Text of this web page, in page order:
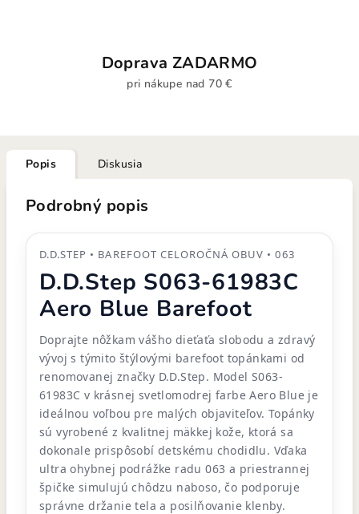
Doprava ZADARMO
pri nákupe nad 70 €
Popis Diskusia
Podrobný popis
D.D.STEP • BAREFOOT CELOROČNÁ OBUV • 063
D.D.Step S063-61983C
Aero Blue Barefoot
Doprajte nôžkam vášho dieťaťa slobodu a zdravý
vývoj s týmito štýlovými barefoot topánkami od
renomovanej značky D.D.Step. Model S063-
61983C v krásnej svetlomodrej farbe Aero Blue je
ideálnou voľbou pre malých objaviteľov. Topánky
sú vyrobené z kvalitnej mäkkej kože, ktorá sa
dokonale prispôsobí detskému chodidlu. Vďaka
ultra ohybnej podrážke radu 063 a priestrannej
špičke simulujú chôdzu naboso, čo podporuje
správne držanie tela a posilňovanie klenby.